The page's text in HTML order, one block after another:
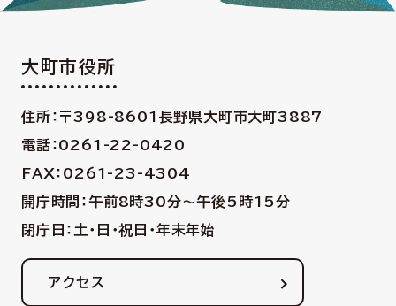
大町市役所
住所：〒398-8601 長野県大町市大町3887
電話：0261-22-0420
FAX：0261-23-4304
開庁時間：午前8時30分〜午後5時15分
閉庁日：土・日・祝日・年末年始
アクセス